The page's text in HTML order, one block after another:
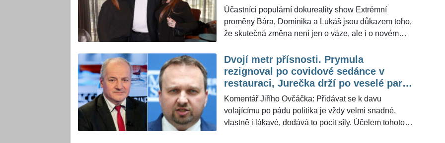
Účastníci populární dokureality show Extrémní
proměny Bára, Dominika a Lukáš jsou důkazem toho,
že skutečná změna není jen o váze, ale i o novém
shodit desítky kilogramů. Lukáš Skupin konkrétně
více než sto. Co je ještě obdivuhodnější, svou novou
hmotnost si dokáží udržet i několik měsíců po
své vizuální proměně, ale i pozitivní energii, kterou
kolem sebe šíří. Jak se redakci ŽivotvČesku.cz
Dvojí metr přísnosti. Prymula
rezignoval po covidové sedánce v
restauraci, Jurečka drží po veselé party
v době střelby
Komentář Jiřího Ovčáčka: Přidávat se k davu
volajícímu po pádu politika je vždy velmi snadné,
vlastně i lákavé, dodává to pocit síly. Účelem tohoto